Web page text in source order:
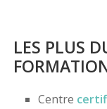
LES PLUS
Centre